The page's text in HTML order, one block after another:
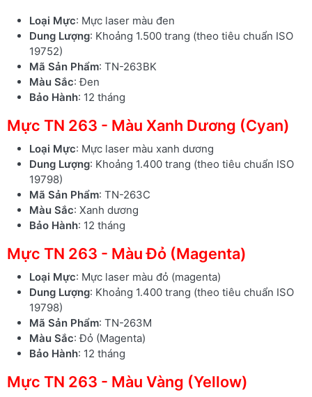
Loại Mực: Mực laser màu đen
Dung Lượng: Khoảng 1.500 trang (theo tiêu chuẩn ISO
19752)
Mã Sản Phẩm: TN-263BK
Màu Sắc: Đen
Bảo Hành: 12 tháng
Mực TN 263 - Màu Xanh Dương (Cyan)
Loại Mực: Mực laser màu xanh dương
Dung Lượng: Khoảng 1.400 trang (theo tiêu chuẩn ISO
19798)
Mã Sản Phẩm: TN-263C
Màu Sắc: Xanh dương
Bảo Hành: 12 tháng
Mực TN 263 - Màu Đỏ (Magenta)
Loại Mực: Mực laser màu đỏ (magenta)
Dung Lượng: Khoảng 1.400 trang (theo tiêu chuẩn ISO
19798)
Mã Sản Phẩm: TN-263M
Màu Sắc: Đỏ (Magenta)
Bảo Hành: 12 tháng
Mực TN 263 - Màu Vàng (Yellow)